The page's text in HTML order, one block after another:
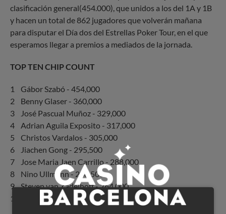
clasificación general(454.000), que unidos a los del 1A y 1B
y hacen un total de 862 jugadores que volverán mañana
para disputar el Día dos del Estrellas Poker Tour, en el que
esperamos llegar a premios a mediados de la jornada.
TOP TEN CHIP COUNT
1 Gábor Szabó - 454,000
2 Benny Glaser - 360,000
3 José Pascual Muñoz - 329,000
4 Adrian Aguila Exposito - 317,000
5 Christos Vardalos - 305,000
6 Jiachen Gong - 295,500
7 Jose Maria Jaen Carrillo - 288,000
8 Nino Ullmann - 286,500
9 Steven van Zadelhoff - 264,000
10 Israel Lao Cristino - 258,500